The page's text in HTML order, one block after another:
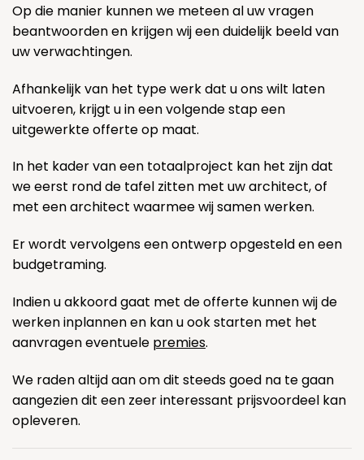
Op die manier kunnen we meteen al uw vragen
beantwoorden en krijgen wij een duidelijk beeld van
uw verwachtingen.
Afhankelijk van het type werk dat u ons wilt laten
uitvoeren, krijgt u in een volgende stap een
uitgewerkte offerte op maat.
In het kader van een totaalproject kan het zijn dat
we eerst rond de tafel zitten met uw architect, of
met een architect waarmee wij samen werken.
Er wordt vervolgens een ontwerp opgesteld en een
budgetraming.
Indien u akkoord gaat met de offerte kunnen wij de
werken inplannen en kan u ook starten met het
aanvragen eventuele premies.
We raden altijd aan om dit steeds goed na te gaan
aangezien dit een zeer interessant prijsvoordeel kan
opleveren.